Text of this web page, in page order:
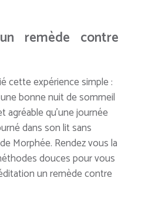
remède contre
cette expérience simple :
bonne nuit de sommeil
qu’une journée
dans son lit sans
Morphée. Rendez vous la
douces pour vous
un remède contre